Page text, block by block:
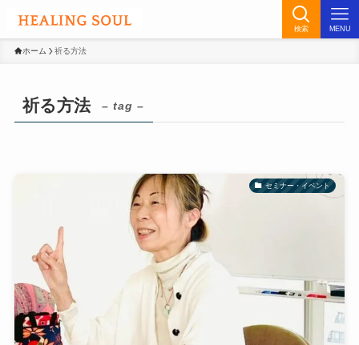
検索 MENU
ホーム 祈る方法
祈る方法 – tag –
セミナー・イベント